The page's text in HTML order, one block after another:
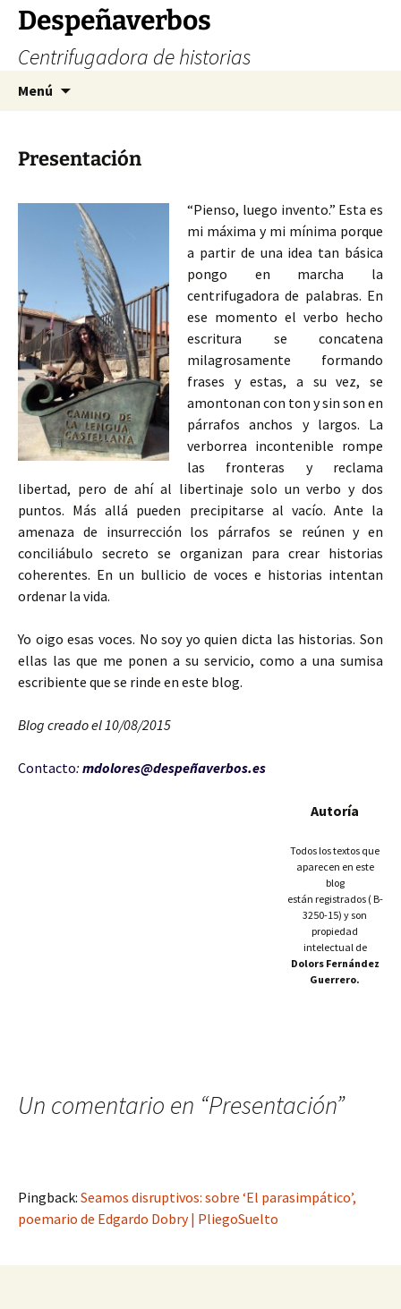
Saltar
contenido
Despeñaverbos
Centrifugadora de historias
Menú
Presentación
“Pienso, luego invento.” Esta es
mi máxima y mi mínima porque
a partir de una idea tan básica
pongo en marcha la
centrifugadora de palabras. En
ese momento el verbo hecho
escritura se concatena
milagrosamente formando
frases y estas, a su vez, se
amontonan con ton y sin son en
párrafos anchos y largos. La
verborrea incontenible rompe
las fronteras y reclama
libertad, pero de ahí al libertinaje solo un verbo y dos
puntos. Más allá pueden precipitarse al vacío. Ante la
amenaza de insurrección los párrafos se reúnen y en
conciliábulo secreto se organizan para crear historias
coherentes. En un bullicio de voces e historias intentan
ordenar la vida.
Yo oigo esas voces. No soy yo quien dicta las historias. Son
ellas las que me ponen a su servicio, como a una sumisa
escribiente que se rinde en este blog.
Blog creado el 10/08/2015
Contacto: mdolores@despeñaverbos.es
Autoría
Todos los textos que
aparecen en este
blog
están registrados ( B-
3250-15) y son
propiedad
intelectual de
Dolors Fernández
Guerrero.
Un comentario en “Presentación”
Pingback: Seamos disruptivos: sobre ‘El parasimpático’,
poemario de Edgardo Dobry | PliegoSuelto